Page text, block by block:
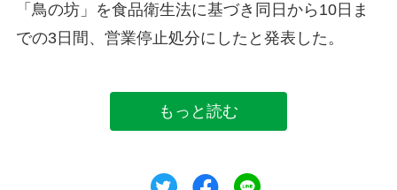
「鳥の坊」を食品衛生法に基づき同日から10日ま
での3日間、営業停止処分にしたと発表した。
もっと読む
ツイートシェア